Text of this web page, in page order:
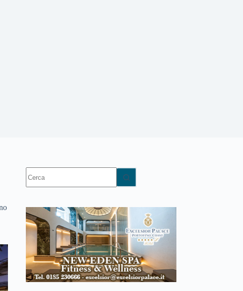
risultato